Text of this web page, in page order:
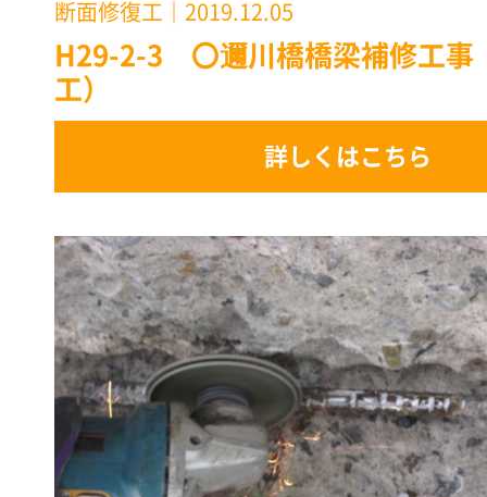
断面修復工 ｜2019.12.05
H29-2-3 〇邇川橋橋梁補修工事
工）
詳しくはこちら